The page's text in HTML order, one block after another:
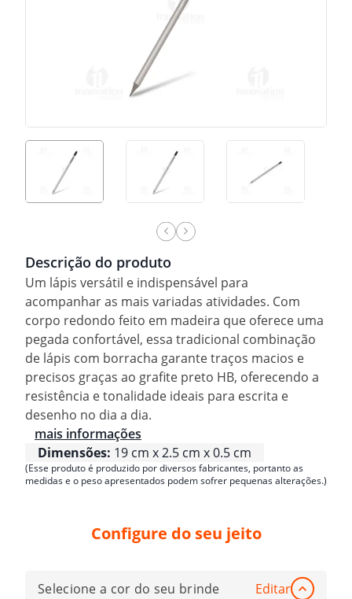
Descrição do produto
Um lápis versátil e indispensável para
acompanhar as mais variadas atividades. Com
corpo redondo feito em madeira que oferece uma
pegada confortável, essa tradicional combinação
de lápis com borracha garante traços macios e
precisos graças ao grafite preto HB, oferecendo a
resistência e tonalidade ideais para escrita e
desenho no dia a dia.
mais informações
Dimensões: 19 cm x 2.5 cm x 0.5 cm
(Esse produto é produzido por diversos fabricantes, portanto as
medidas e o peso apresentados podem sofrer pequenas alterações.)
Configure do seu jeito
Selecione a cor do seu brinde Editar